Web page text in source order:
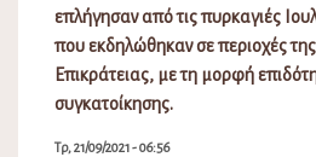
επλήγησαν από τις πυρκαγιές
που εκδηλώθηκαν σε περιοχές της
Επικράτειας, με τη μορφή
συγκατοίκησης.
Τρ, 21/09/2021 - 06:56